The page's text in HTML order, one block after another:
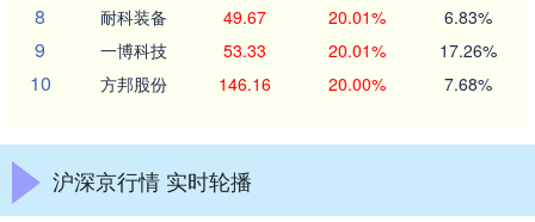
8 耐科装备 49.67 20.01% 6.83%
9 一博科技 53.33 20.01% 17.26%
10 方邦股份 146.16 20.00% 7.68%
沪深京行情 实时轮播